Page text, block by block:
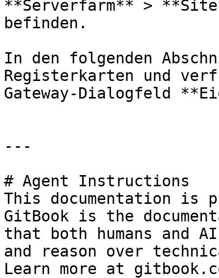
**Serverfarm** >
befinden.
In den folgenden
Registerkarten und
Gateway-Dialogfeld
---
# Agent Instructions
This documentation is
GitBook is the
that both humans and
and reason over
Learn more at